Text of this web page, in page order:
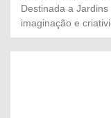
Destinada a
imaginação e